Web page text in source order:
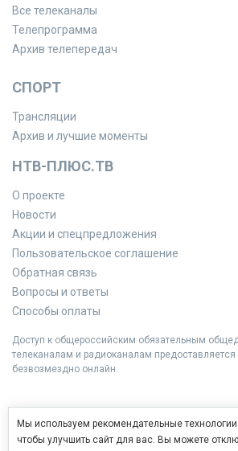
Все телеканалы
Телепрограмма
Архив телепередач
СПОРТ
Трансляции
Архив и лучшие моменты
НТВ-ПЛЮС.ТВ
О проекте
Новости
Акции и спецпредложения
Пользовательское соглашение
Обратная связь
Вопросы и ответы
Способы оплаты
Доступ к общероссийским обязательным
телеканалам и радиоканалам предоставляется
безвозмездно онлайн.
Мы используем рекомендательные
чтобы улучшить сайт для вас. Вы можете